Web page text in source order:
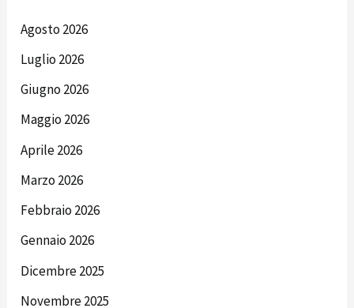
Agosto 2026
Luglio 2026
Giugno 2026
Maggio 2026
Aprile 2026
Marzo 2026
Febbraio 2026
Gennaio 2026
Dicembre 2025
Novembre 2025